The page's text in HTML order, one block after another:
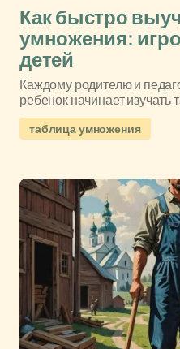
Как быстро
умножения:
детей
Каждому родителю и
ребенок начинает
таблица умножения